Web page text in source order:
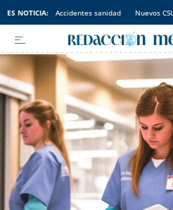
ES NOTICIA: Accidentes sanidad Nuevos